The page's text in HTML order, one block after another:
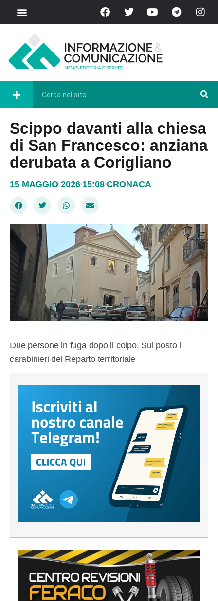
Scippo davanti alla chiesa
di San Francesco: anziana
derubata a Corigliano
15 MAGGIO 2026 15:08 CRONACA
Due persone in fuga dopo il colpo. Sul posto i
carabinieri del Reparto territoriale